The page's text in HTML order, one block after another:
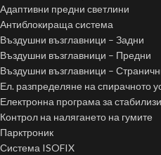
Адаптивни предни светлини
Антиблокираща система
Въздушни възглавници – Задни
Въздушни възглавници – Предни
Въздушни възглавници –
Ел. разпределяне на спирачното
Електронна програма за
Контрол на налягането на гумите
Парктроник
Система ISOFIX